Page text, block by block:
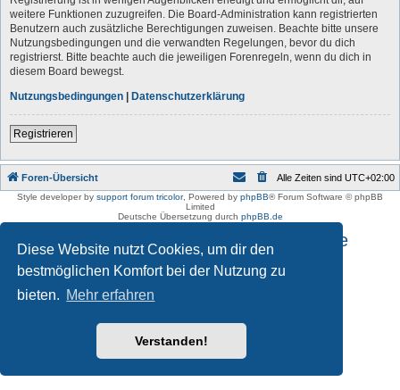
Diese Website nutzt Cookies, um dir den
bestmöglichen Komfort bei der Nutzung zu
bieten. Mehr erfahren
Verstanden!
weitere Funktionen zuzugreifen. Die Board-Administration kann registrierten
Benutzern auch zusätzliche Berechtigungen zuweisen. Beachte bitte unsere
Nutzungsbedingungen und die verwandten Regelungen, bevor du dich
registrierst. Bitte beachte auch die jeweiligen Forenregeln, wenn du dich in
diesem Board bewegst.
Nutzungsbedingungen | Datenschutzerklärung
Registrieren
Foren-Übersicht Alle Zeiten sind UTC+02:00
Style developer by support forum tricolor, Powered by phpBB® Forum Software © phpBB
Limited
Deutsche Übersetzung durch phpBB.de
Impressum und Datenschutzhinweise